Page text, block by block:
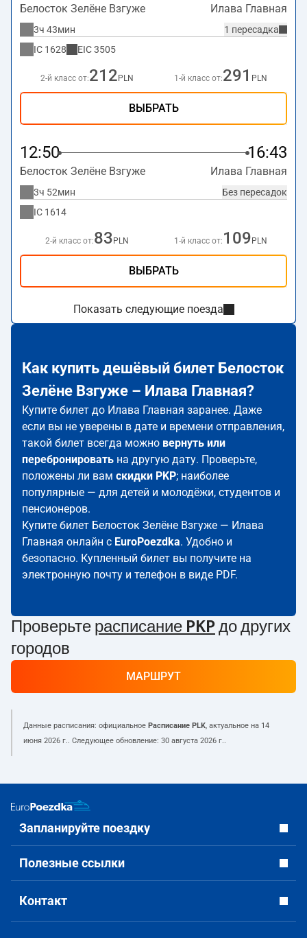
Белосток Зелёне Взгуже Илава Главная
1 пересадка
3ч 43мин
IC 1628 EIC3505
2-й класс от:212 PLN 1-й класс от:291 PLN
ВЫБРАТЬ
12:50 16:43
Белосток Зелёне Взгуже Илава Главная
Без пересадок
3ч 52мин
IC 1614
2-й класс от:83 PLN 1-й класс от: 109 PLN
ВЫБРАТЬ
Показать следующие поезда
Как купить дешёвый билет Белосток
Зелёне Взгуже – Илава Главная?
Купите билет до Илава Главная заранее. Даже
если вы не уверены в дате и времени отправления,
такой билет всегда можно вернуть или
перебронировать на другую дату. Проверьте,
положены ли вам скидки PKP; наиболее
популярные — для детей и молодёжи, студентов и
пенсионеров.
Купите билет Белосток Зелёне Взгуже — Илава
Главная онлайн с EuroPoezdka. Удобно и
безопасно. Купленный билет вы получите на
электронную почту и телефон в виде PDF.
Проверьте расписание PKP до других
городов
МАРШРУТ
Данные расписания: официальное Расписание PLK, актуальное на 14
июня 2026 г.. Следующее обновление: 30 августа 2026 г..
Запланируйте поездку
Полезные ссылки
Контакт